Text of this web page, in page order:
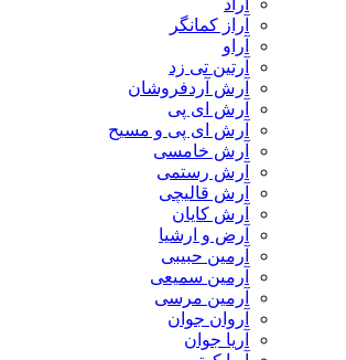
آراز کمانگر
آراو
آرتین تی زد
آرش آردفروشان
آرش ای پی
آرش ای پی و مسیح
آرش خامسی
آرش رستمی
آرش قالیچی
آرش کایان
​آرض و ارشیا
آرمین حبیبی
آرمین سمیعی
آرمین مرسی
آروان جوان
آریا جوان